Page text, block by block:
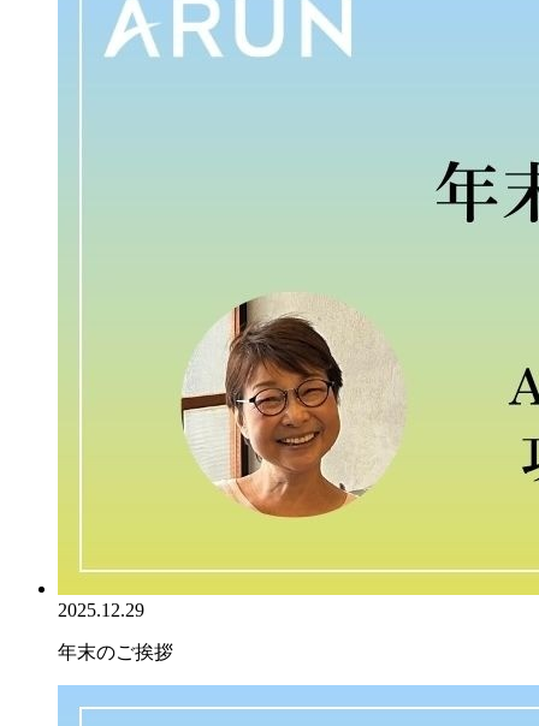
2025.12.29
年末のご挨拶